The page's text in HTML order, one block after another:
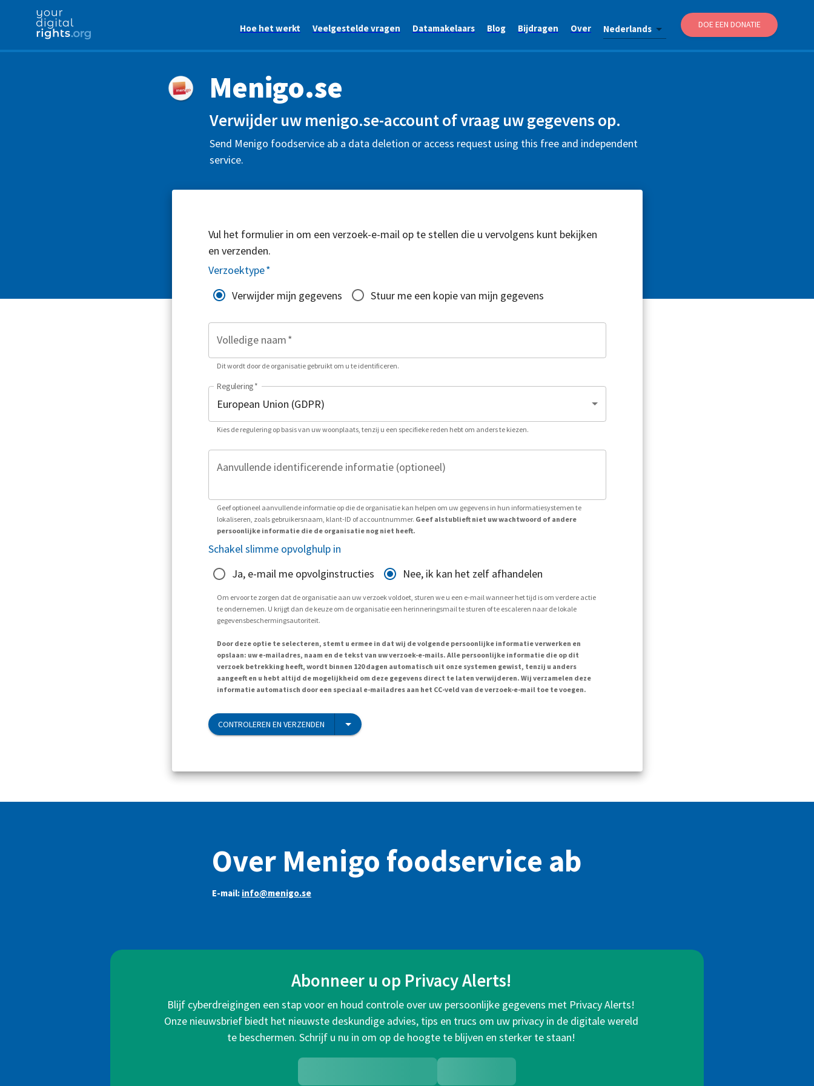
Hoe het werkt Veelgestelde vragen Datamakelaars Blog Bijdragen Over Nederlands DOE EEN DONATIE
Menigo.se
Verwijder uw menigo.se-account of vraag uw gegevens op.
Send Menigo foodservice ab a data deletion or access request using this free and independent
service.
Vul het formulier in om een verzoek-e-mail op te stellen die u vervolgens kunt bekijken
en verzenden.
Verzoektype*
Verwijder mijn gegevens
Stuur me een kopie van mijn gegevens
Volledige naam*
Dit wordt door de organisatie gebruikt om u te identificeren.
Regulering*
Kies de regulering op basis van uw woonplaats, tenzij u een specifieke reden hebt om anders te kiezen.
Aanvullende identificerende informatie (optioneel)
Geef optioneel aanvullende informatie op die de organisatie kan helpen om uw gegevens in hun informatiesystemen te
lokaliseren, zoals gebruikersnaam, klant-ID of accountnummer. Geef alstublieft niet uw wachtwoord of andere
persoonlijke informatie die de organisatie nog niet heeft.
Schakel slimme opvolghulp in
Ja, e-mail me opvolginstructies
Nee, ik kan het zelf afhandelen
Om ervoor te zorgen dat de organisatie aan uw verzoek voldoet, sturen we u een e-mail wanneer het tijd is om verdere actie
te ondernemen. U krijgt dan de keuze om de organisatie een herinneringsmail te sturen of te escaleren naar de lokale
gegevensbeschermingsautoriteit.
Door deze optie te selecteren, stemt u ermee in dat wij de volgende persoonlijke informatie verwerken en
opslaan: uw e-mailadres, naam en de tekst van uw verzoek-e-mails. Alle persoonlijke informatie die op dit
verzoek betrekking heeft, wordt binnen 120 dagen automatisch uit onze systemen gewist, tenzij u anders
aangeeft en u hebt altijd de mogelijkheid om deze gegevens direct te laten verwijderen. Wij verzamelen deze
informatie automatisch door een speciaal e-mailadres aan het CC-veld van de verzoek-e-mail toe te voegen.
CONTROLEREN EN VERZENDEN
Over Menigo foodservice ab
E-mail: info@menigo.se
Abonneer u op Privacy Alerts!
Blijf cyberdreigingen een stap voor en houd controle over uw persoonlijke gegevens met Privacy Alerts!
Onze nieuwsbrief biedt het nieuwste deskundige advies, tips en trucs om uw privacy in de digitale wereld
te beschermen. Schrijf u nu in om op de hoogte te blijven en sterker te staan!